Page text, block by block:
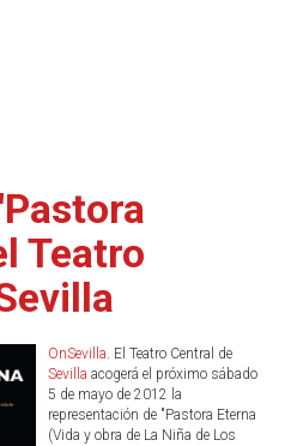
Teatro
OnSevilla. El Teatro Central de
Sevilla acogerá el próximo sábado
5 de mayo de 2012 la
representación de "Pastora Eterna
(Vida y obra de La Niña de Los